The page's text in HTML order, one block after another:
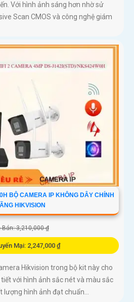
Với hình ảnh sáng hơn nhờ sử
Scan CMOS và công nghệ giám
BỘ CAMERA IP KHÔNG DÂY CHÍNH
HIKVISION
Bán: 3,210,000 ₫
Mại: 2,247,000 ₫
Hikvision trong bộ kit này cho
với hình ảnh sắc nét và màu sắc
lượng hình ảnh đạt chuẩn...